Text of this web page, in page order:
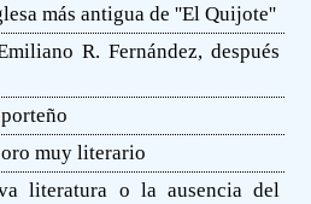
más antigua de ''El Quijote''
R. Fernández, después
muy literario
literatura o la ausencia del